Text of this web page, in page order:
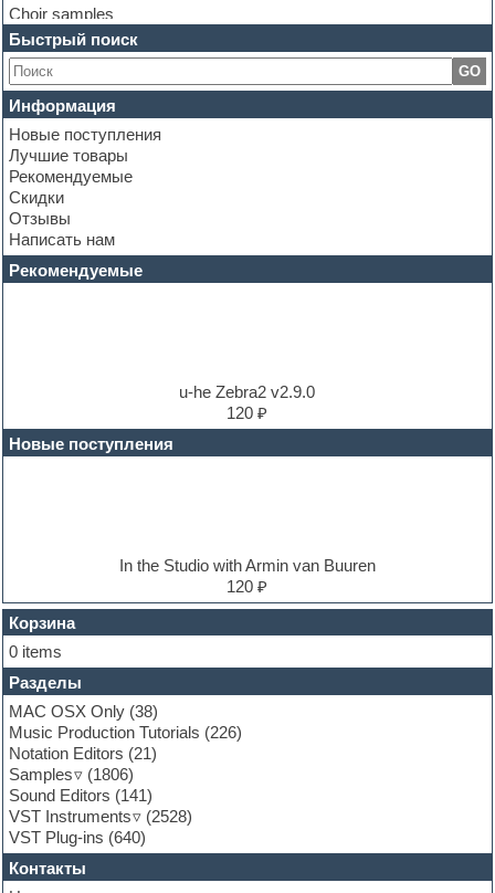
Choir samples
Chris Hein Samples
Cinematic samples
Club bass
Club leads
Club sounds
Construction kits
Convolution
Cubase
Dance drums
Dance music production tutorials
DAW
Disco samples
DJ Software
Electric guitar
Electric piano
EXS24 Instruments
FL Studio
Flute
Folk samples
Fruityloops
Funk
Garritan
General MIDI kits
Guitar emulation
Guitar loops
Guitar processing and effects
Hands-up samples
Hardstyle
Heavy metal sample packs
Hip-hop
Быстрый поиск
GO
Информация
Новые поступления
Лучшие товары
Рекомендуемые
Скидки
Отзывы
Написать нам
Рекомендуемые
u-he Zebra2 v2.9.0
120 ₽
Новые поступления
In the Studio with Armin van Buuren
120 ₽
Корзина
0 items
Разделы
MAC OSX Only (38)
Music Production Tutorials (226)
Notation Editors (21)
Samples
(1806)
Sound Editors (141)
VST Instruments
(2528)
VST Plug-ins (640)
Контакты